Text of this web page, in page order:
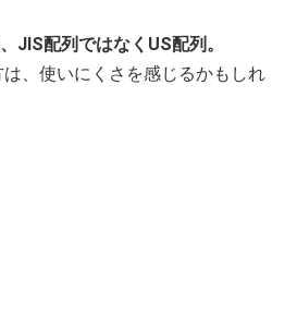
JIS配列ではなくUS配列。
、使いにくさを感じるかもしれ